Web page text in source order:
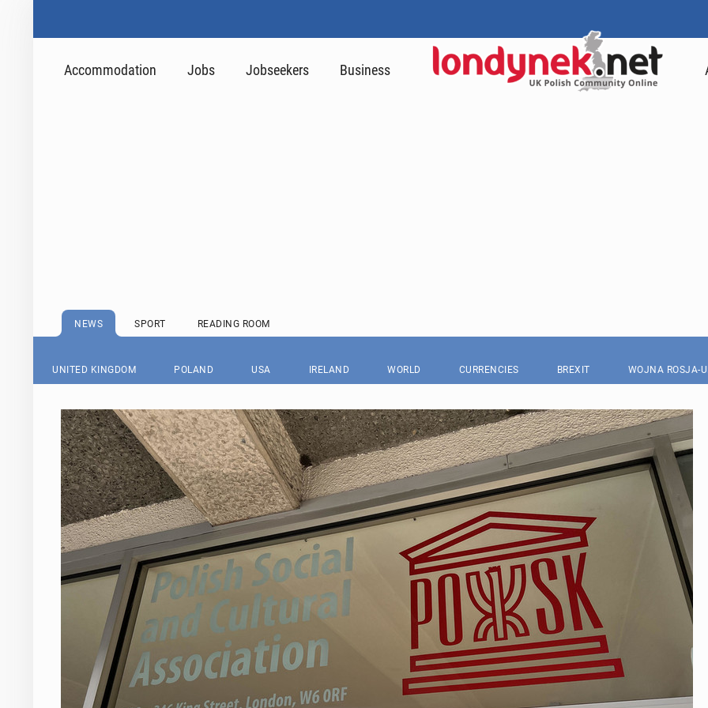
Accommodation Jobs Jobseekers Business
NEWS SPORT READING ROOM
UNITED KINGDOM POLAND USA IRELAND WORLD CURRENCIES BREXIT WOJNA ROSJA-